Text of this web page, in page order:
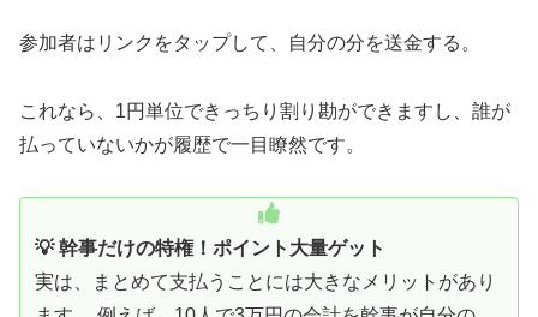
参加者はリンクをタップして、自分の分を送金する。
これなら、1円単位できっちり割り勘ができますし、誰が
払っていないかが履歴で一目瞭然です。
💡 幹事だけの特権！ポイント大量ゲット
実は、まとめて支払うことには大きなメリットがあり